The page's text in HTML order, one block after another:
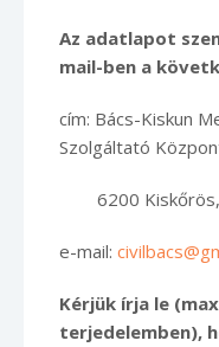
Az adatlapot
mail-ben a
cím: Bács-Kiskun
Szolgáltató
6200 Kiskőrös,
e-mail:
Kérjük írja le
terjedelemben),